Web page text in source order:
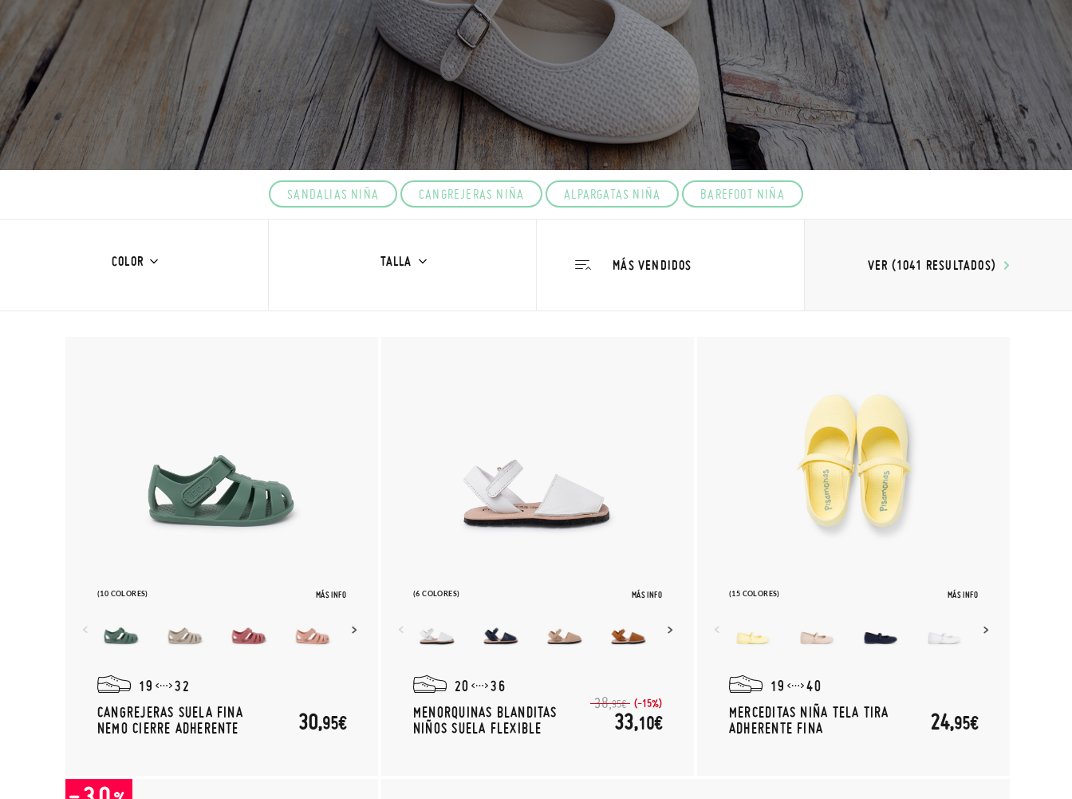
SANDALIAS NIÑA CANGREJERAS NIÑA ALPARGATAS NIÑA BAREFOOT NIÑA
COLOR TALLA VER (1041 RESULTADOS)
(10 COLORES) MÁS INFO
19
32
CANGREJERAS SUELA FINA
NEMO CIERRE ADHERENTE
30,95€
(6 COLORES) MÁS INFO
20
36
MENORQUINAS BLANDITAS
NIÑOS SUELA FLEXIBLE
38,95€ (-15%)
33,10€
(15 COLORES) MÁS INFO
19
40
MERCEDITAS NIÑA TELA TIRA
ADHERENTE FINA
24,95€